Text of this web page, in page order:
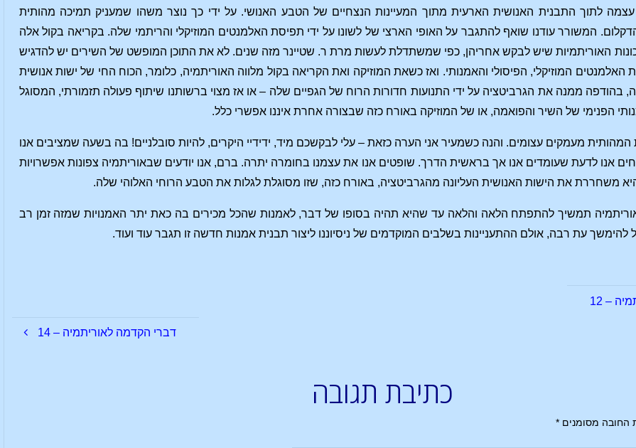
לתוך התבנית האנושית הארעית מתוך המעיינות הנצחיים של הטבע האנושי. על ידי כך נוצר משהו שמעניק תמיכה מהותית
המשורר עודנו שואף להתגבר על האופי הארצי של לשונו על ידי תפיסת האלמנטים המוזיקלי והריתמי שלה. בקריאה בקול אלה
האוריתמיות שיש לבקש אחריהן, כפי שמשתדלת לעשות מרת ר. שטיינר מזה שנים. לא את התוכן המופשט של השירים יש להדגיש
המוזיקלי, הפיסולי והאמנותי. ואז כשאת המוזיקה ואת הקריאה בקול מלווה האוריתמיה, כלומר, הכוח החי של ישות אנושית
בהודפה ממנה את הגרביטציה על ידי התנועות חדורות הרוח של הגפיים שלה – או אז מצוי ברשותנו שיתוף פעולה תזמורתי, המסוגל
הפנימי של השיר והפואמה, או של המוזיקה באורח כזה שבצורה אחרת איננו אפשרי כלל.
המהותית מעמקים עצומים. והנה כשמעיר אני הערה כזאת – עלי לבקשכם מיד, ידידיי היקרים, להיות סובלניים! בה בשעה שמציבים אנו
אנו לדעת שעומדים אנו אך בראשית הדרך. שופטים אנו את עצמנו בחומרה יתרה. ברם, אנו יודעים שבאוריתמיה צפונות אפשרויות
משחררת את הישות האנושית העליונה מהגרביטציה, באורח כזה, שזו מסוגלת לגלות את הטבע הרוחי האלוהי שלה.
תמשיך להתפתח הלאה והלאה עד שהיא תהיה בסופו של דבר, לאמנות שהכל מכירים בה כאת יתר האמנויות שמזה זמן רב
להימשך עת רבה, אולם ההתעניינות בשלבים המוקדמים של ניסיוננו ליצור תבנית אמנות חדשה זו תגבר עוד ועוד.
– 12
דברי הקדמה לאוריתמיה – 14
כתיבת תגובה
החובה מסומנים*